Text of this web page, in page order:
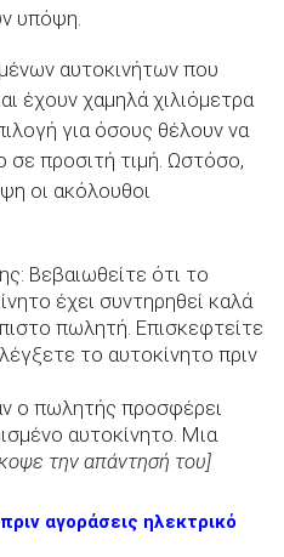
υπόψη.
αυτοκινήτων που
έχουν χαμηλά χιλιόμετρα
για όσους θέλουν να
σε προσιτή τιμή. Ωστόσο,
οι ακόλουθοι
Βεβαιωθείτε ότι το
έχει συντηρηθεί καλά
πωλητή. Επισκεφτείτε
το αυτοκίνητο πριν
ο πωλητής προσφέρει
αυτοκίνητο. Μια
την απάντησή του]
αγοράσεις ηλεκτρικό